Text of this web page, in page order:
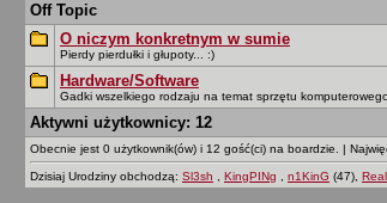
Off Topic
O niczym konkretnym w sumie
Pierdy pierdułki i głupoty... :)
Hardware/Software
Gadki wszelkiego rodzaju na temat sprzętu
Aktywni użytkownicy: 12
Obecnie jest 0 użytkownik(ów) i 12 gość(ci) na boardzie. |
Dzisiaj Urodziny obchodzą: Sl3sh KingPINg n1KinG (47),